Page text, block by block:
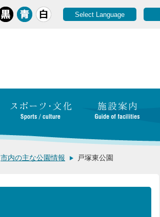
Select Language
市内の主な公園情報 戸塚東公園